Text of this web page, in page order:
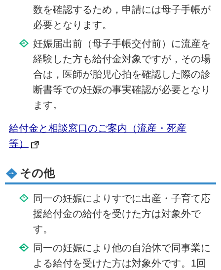
数を確認するため，申請には母子手帳が
必要となります。
妊娠届出前（母子手帳交付前）に流産を
経験した方も給付金対象ですが，その場
合は，医師が胎児心拍を確認した際の診
断書等での妊娠の事実確認が必要となり
ます。
給付金と相談窓口のご案内（流産・死産
等）
その他
同一の妊娠によりすでに出産・子育て応
援給付金の給付を受けた方は対象外で
す。
同一の妊娠により他の自治体で同事業に
よる給付を受けた方は対象外です。1回